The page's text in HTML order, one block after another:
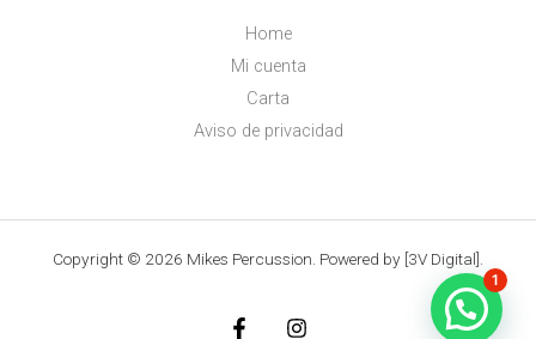
Home
Mi cuenta
Carta
Aviso de privacidad
Copyright © 2026 Mikes Percussion. Powered by [3V Digital].
1